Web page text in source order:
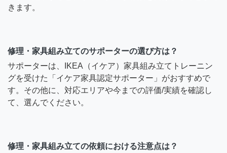
きます。
修理・家具組み立てのサポーターの選び方は？
サポーターは、IKEA（イケア）家具組み立てトレーニン
グを受けた「イケア家具認定サポーター」がおすすめで
す。その他に、対応エリアや今までの評価/実績を確認し
て、選んでください。
修理・家具組み立ての依頼における注意点は？